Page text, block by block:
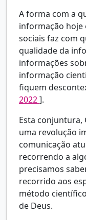
A forma com a
informação hoje
sociais faz com
qualidade da
informações
informação
fiquem
2022].
Esta conjuntura,
uma revolução
comunicação
recorrendo a
precisamos
recorrido aos
método
de Deus.